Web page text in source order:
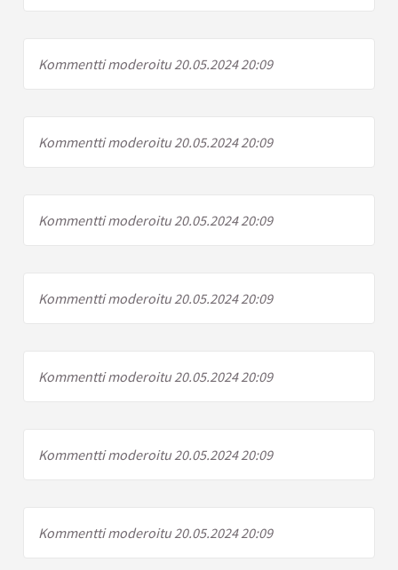
Kommentti moderoitu 20.05.2024 20:09
Kommentti moderoitu 20.05.2024 20:09
Kommentti moderoitu 20.05.2024 20:09
Kommentti moderoitu 20.05.2024 20:09
Kommentti moderoitu 20.05.2024 20:09
Kommentti moderoitu 20.05.2024 20:09
Kommentti moderoitu 20.05.2024 20:09